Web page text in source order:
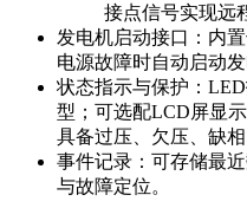
接点信号实现远
发电机启动接口：内
电源故障时自动启动
状态指示与保护：
型；可选配LCD屏显
具备过压、欠压、缺
事件记录：可存储最
与故障定位。